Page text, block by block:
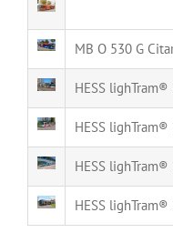
MB O 530 G
HESS lighTram®
HESS lighTram®
HESS lighTram®
HESS lighTram®